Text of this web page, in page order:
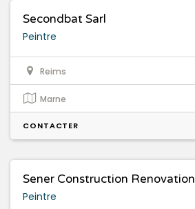
Secondbat Sarl
Peintre
Reims
Marne
CONTACTER
Sener Construction Renovation
Peintre